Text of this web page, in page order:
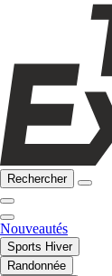
Rechercher
Nouveautés
Sports Hiver
Randonnée